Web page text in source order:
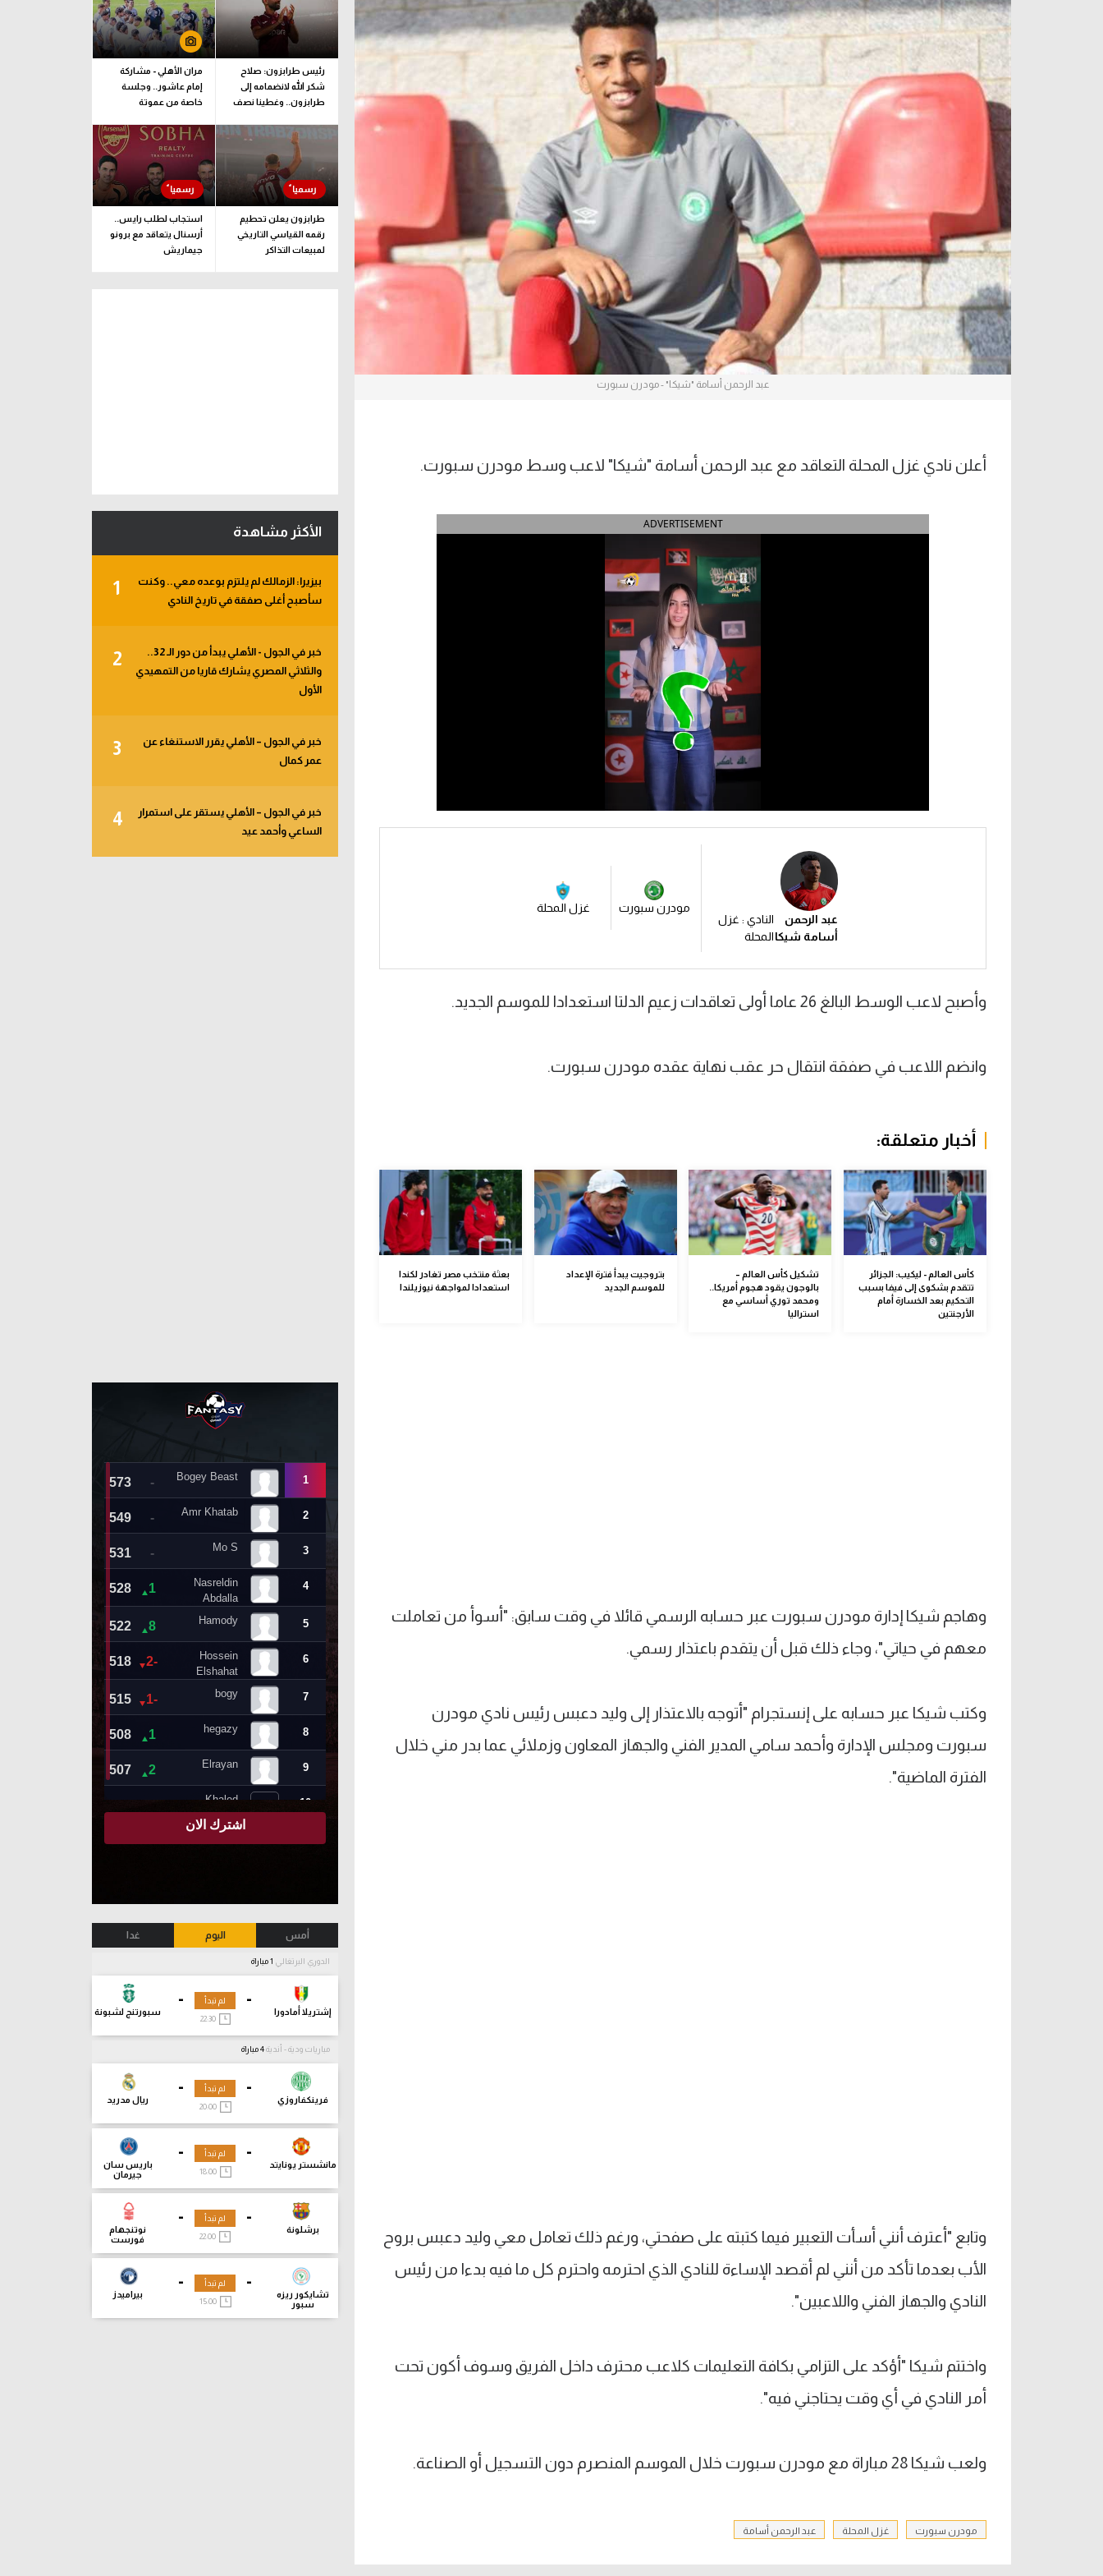
ركن الألعاب
الدوري السعودي للمحترفين
دوري أبطال إفريقيا
كل البطولات
دوري أبطال أوروبا
القسم الثاني
رياضات أخرى
آسيا
أمريكا
عبد الرحمن أسامة "شيكا" - مودرن سبورت
أعلن نادي غزل المحلة التعاقد مع عبد الرحمن أسامة "شيكا" لاعب وسط مودرن سبورت.
ADVERTISEMENT
عبد الرحمن
أسامة شيكا
النادي : غزل
المحلة
مودرن سبورت غزل المحلة
وأصبح لاعب الوسط البالغ 26 عاما أولى تعاقدات زعيم الدلتا استعدادا للموسم الجديد.
وانضم اللاعب في صفقة انتقال حر عقب نهاية عقده مودرن سبورت.
أخبار متعلقة:
كأس العالم - ليكيب: الجزائر
تتقدم بشكوى إلى فيفا بسبب
التحكيم بعد الخسارة أمام
الأرجنتين
تشكيل كأس العالم –
بالوجون يقود هجوم أمريكا..
ومحمد توري أساسي مع
استراليا
بتروجيت يبدأ فترة الإعداد
للموسم الجديد
بعثة منتخب مصر تغادر لكندا
استعدادا لمواجهة نيوزيلندا
وهاجم شيكا إدارة مودرن سبورت عبر حسابه الرسمي قائلا في وقت سابق: "أسوأ من تعاملت
معهم في حياتي"، وجاء ذلك قبل أن يتقدم باعتذار رسمي.
وكتب شيكا عبر حسابه على إنستجرام "أتوجه بالاعتذار إلى وليد دعبس رئيس نادي مودرن
سبورت ومجلس الإدارة وأحمد سامي المدير الفني والجهاز المعاون وزملائي عما بدر مني خلال
الفترة الماضية".
وتابع "أعترف أنني أسأت التعبير فيما كتبته على صفحتي، ورغم ذلك تعامل معي وليد دعبس بروح
الأب بعدما تأكد من أنني لم أقصد الإساءة للنادي الذي احترمه واحترم كل ما فيه بدءا من رئيس
النادي والجهاز الفني واللاعبين".
واختتم شيكا "أؤكد على التزامي بكافة التعليمات كلاعب محترف داخل الفريق وسوف أكون تحت
أمر النادي في أي وقت يحتاجني فيه".
ولعب شيكا 28 مباراة مع مودرن سبورت خلال الموسم المنصرم دون التسجيل أو الصناعة.
مودرن سبورت غزل المحلة عبد الرحمن أسامة
رئيس طرابزون: صلاح
شكر الله لانضمامه إلى
طرابزون.. وغطينا نصف
مران الأهلي - مشاركة
إمام عاشور.. وجلسة
خاصة من عموتة
طرابزون يعلن تحطيم
رقمه القياسي التاريخي
لمبيعات التذاكر
استجاب لطلب رايس..
أرسنال يتعاقد مع برونو
جيماريش
الأكثر مشاهدة
1
بيزيرا: الزمالك لم يلتزم بوعده معي.. وكنت
سأصبح أغلى صفقة في تاريخ النادي
2
خبر في الجول - الأهلي يبدأ من دور الـ 32..
والثلاثي المصري يشارك قاريا من التمهيدي
الأول
3
خبر في الجول – الأهلي يقرر الاستنغاء عن
عمر كمال
4
خبر في الجول – الأهلي يستقر على استمرار
الساعي وأحمد عيد
أمس اليوم غدا
الدوري البرتغالي
-
إشتريلا أمادورا
-
سبورتنج لشبونة
لم تبدأ
22:30
مباريات ودية - أندية
-
فرينكفاروزي
-
ريال مدريد
لم تبدأ
20:00
-
مانشستر يونايتد
-
باريس سان
جيرمان
لم تبدأ
18:00
-
برشلونة
-
نوتنجهام
فورست
لم تبدأ
-
تشايكور ريزه
سبور
-
بيراميدز
لم تبدأ
15:00